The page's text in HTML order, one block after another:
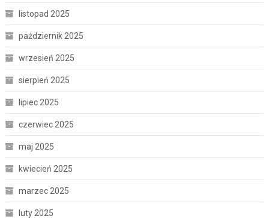
listopad 2025
październik 2025
wrzesień 2025
sierpień 2025
lipiec 2025
czerwiec 2025
maj 2025
kwiecień 2025
marzec 2025
luty 2025